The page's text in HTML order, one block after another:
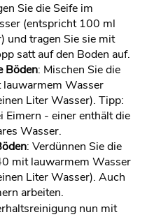
Sie die Seife im
(entspricht 100 ml
und tragen Sie sie mit
satt auf den Boden auf.
Böden: Mischen Sie die
Wasser
Liter Wasser). Tipp:
- einer enthält die
Wasser.
: Verdünnen Sie die
mit lauwarmem Wasser
Liter Wasser). Auch
arbeiten.
nun mit